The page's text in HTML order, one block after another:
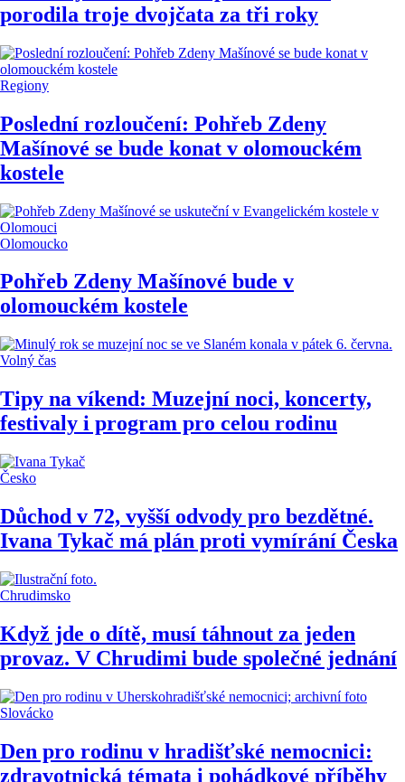
porodila troje dvojčata za tři roky
Regiony
Poslední rozloučení: Pohřeb Zdeny
Mašínové se bude konat v olomouckém
kostele
Olomoucko
Pohřeb Zdeny Mašínové bude v
olomouckém kostele
Volný čas
Tipy na víkend: Muzejní noci, koncerty,
festivaly i program pro celou rodinu
Česko
Důchod v 72, vyšší odvody pro bezdětné.
Ivana Tykač má plán proti vymírání Česka
Chrudimsko
Když jde o dítě, musí táhnout za jeden
provaz. V Chrudimi bude společné jednání
Slovácko
Den pro rodinu v hradišťské nemocnici:
zdravotnická témata i pohádkové příběhy